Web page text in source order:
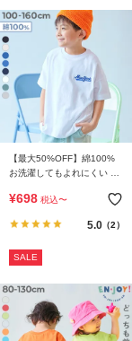
【最大50%OFF】綿100%
お洗濯してもよれにくい ワ
エット 半袖Tシャツ
¥698 税込〜
5.0（2）
SALE